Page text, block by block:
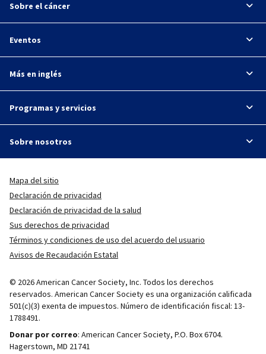
Sobre el cáncer
Eventos
Más en inglés
Programas y servicios
Sobre nosotros
Mapa del sitio
Declaración de privacidad
Declaración de privacidad de la salud
Sus derechos de privacidad
Términos y condiciones de uso del acuerdo del usuario
Avisos de Recaudación Estatal
© 2026 American Cancer Society, Inc. Todos los derechos
reservados. American Cancer Society es una organización calificada
501(c)(3) exenta de impuestos. Número de identificación fiscal: 13-
1788491.
Donar por correo: American Cancer Society, P.O. Box 6704.
Hagerstown, MD 21741